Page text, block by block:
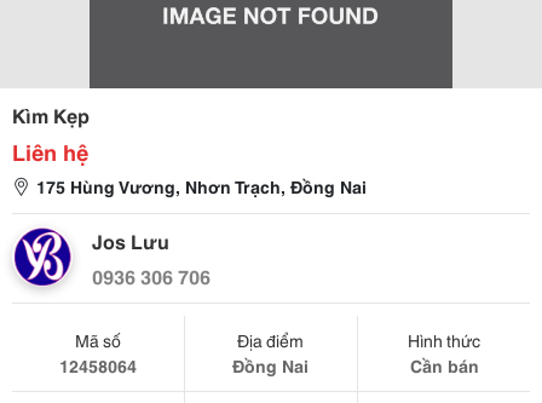
Kìm Kẹp
Liên hệ
175 Hùng Vương, Nhơn Trạch, Đồng Nai
Jos Lưu
0936 306 706
Mã số
12458064
Địa điểm
Đồng Nai
Hình thức
Cần bán